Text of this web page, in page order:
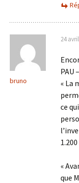
bruno
24
PAU
« La
ce
«
que